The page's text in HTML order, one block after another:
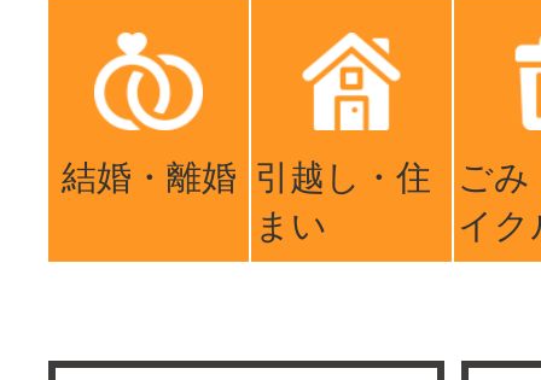
結婚・離婚 引越し・住
まい
ごみ
イク